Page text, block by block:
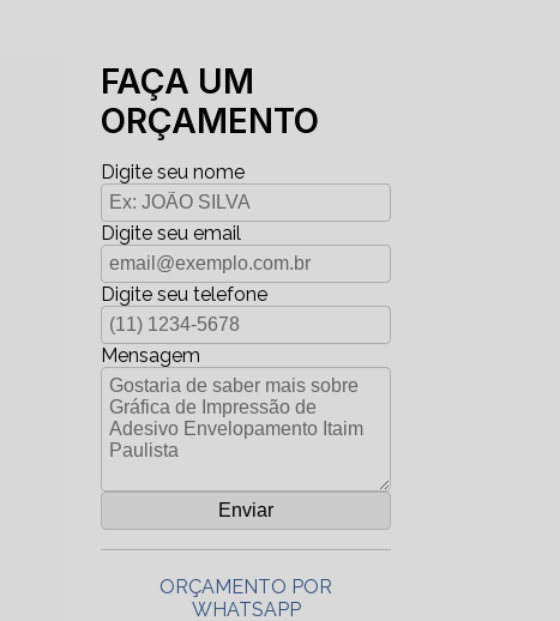
FAÇA UM
ORÇAMENTO
Digite seu nome
Digite seu email
Digite seu telefone
Mensagem
ORÇAMENTO POR
WHATSAPP